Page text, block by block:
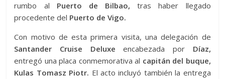
rumbo al Puerto de Bilbao, tras haber llegado
procedente del Puerto de Vigo.
Con motivo de esta primera visita, una delegación de
Santander Cruise Deluxe encabezada por Díaz,
entregó una placa conmemorativa al capitán del buque,
Kulas Tomasz Piotr. El acto incluyó también la entrega